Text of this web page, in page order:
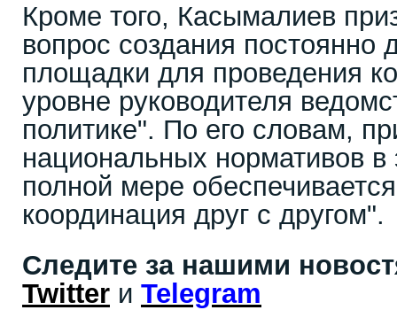
Кроме того, Касымалиев
вопрос создания постоянно
площадки для проведения
уровне руководителя
политике". По его словам,
национальных нормативов
полной мере
координация друг с другом".
Следите за нашими
Twitter и Telegram